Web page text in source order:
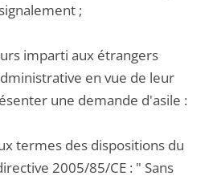
;
imparti aux étrangers
en vue de leur
une demande d'asile :
termes des dispositions du
2005/85/CE : " Sans